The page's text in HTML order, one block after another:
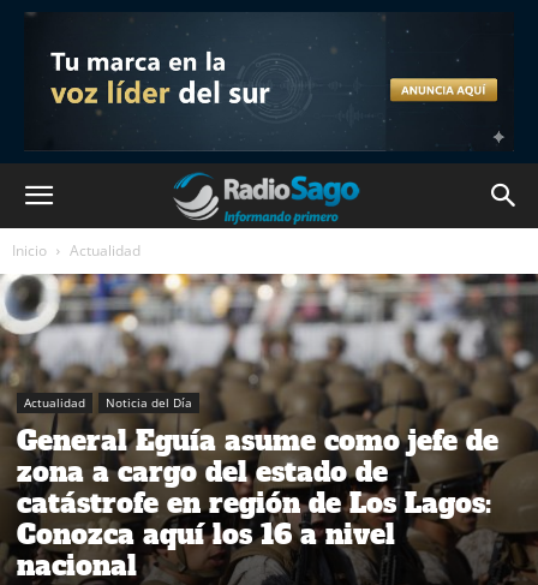
Inicio Actualidad
Actualidad Noticia del Día
General Eguía asume como jefe de
zona a cargo del estado de
catástrofe en región de Los Lagos:
Conozca aquí los 16 a nivel
nacional